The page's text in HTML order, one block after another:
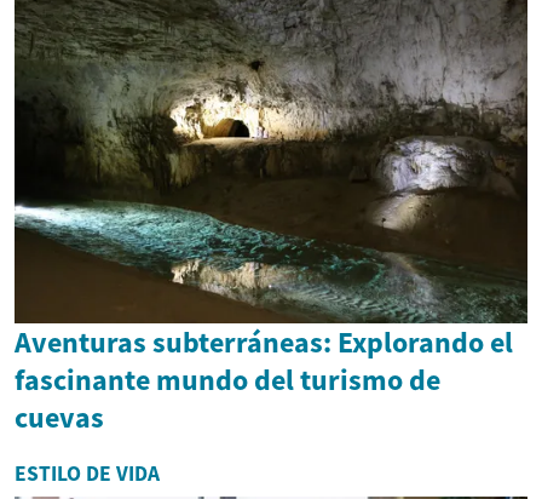
Aventuras subterráneas: Explorando el
fascinante mundo del turismo de
cuevas
ESTILO DE VIDA